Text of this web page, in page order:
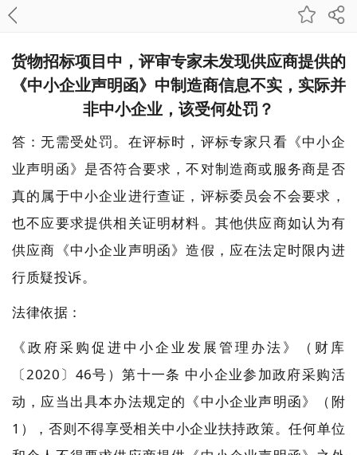
货物招标项目中，评审专家未发现供应商提供的
《中小企业声明函》中制造商信息不实，实际并
非中小企业，该受何处罚？
答：无需受处罚。在评标时，评标专家只看《中小企
业声明函》是否符合要求，不对制造商或服务商是否
真的属于中小企业进行查证，评标委员会不会要求，
也不应要求提供相关证明材料。其他供应商如认为有
供应商《中小企业声明函》造假，应在法定时限内进
行质疑投诉。
法律依据：
《政府采购促进中小企业发展管理办法》（财库
〔2020〕46号）第十一条 中小企业参加政府采购活
动，应当出具本办法规定的《中小企业声明函》（附
1），否则不得享受相关中小企业扶持政策。任何单位